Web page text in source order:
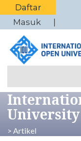
Daftar
Masuk
University
> Artikel